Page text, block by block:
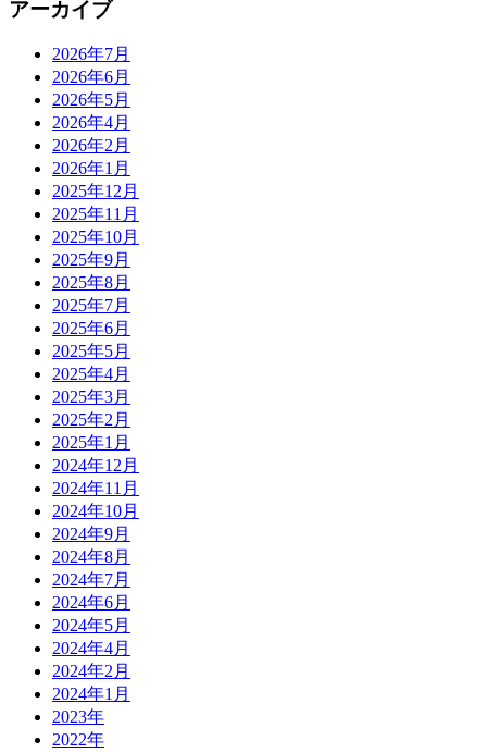
アーカイブ
2026年7月
2026年6月
2026年5月
2026年4月
2026年2月
2026年1月
2025年12月
2025年11月
2025年10月
2025年9月
2025年8月
2025年7月
2025年6月
2025年5月
2025年4月
2025年3月
2025年2月
2025年1月
2024年12月
2024年11月
2024年10月
2024年9月
2024年8月
2024年7月
2024年6月
2024年5月
2024年4月
2024年2月
2024年1月
2023年
2022年